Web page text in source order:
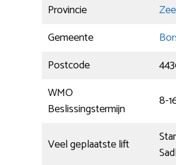
Provincie
Gemeente
Postcode
WMO
Beslissingstermijn
8-
Veel geplaatste lift